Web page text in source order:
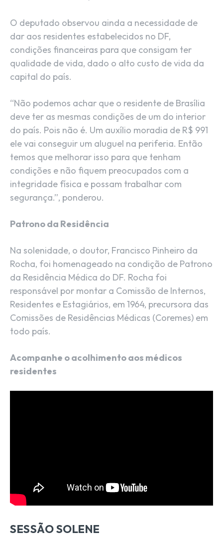
O deputado observou ainda a necessidade de
dar aos residentes estabelecidos no DF,
condições financeiras para que consigam ter
qualidade de vida, dado o alto custo de vida da
capital do país.
“Não podemos achar que o residente de Brasília
deve ter as mesmas condições de um do interior
do país. Pois não é. Um auxílio moradia de R$ 991
ele vai conseguir um aluguel na periferia. Então
temos que melhorar isso para que tenham
condições e não fiquem preocupados com a
integridade física e possam trabalhar com
segurança.”, ponderou.
Patrono da Residência
Na solenidade, o doutor, Francisco Pinheiro da
Rocha, foi homenageado na condição de Patrono
da Residência Médica do DF. Rocha foi
responsável por montar a Comissão de Internos,
Residentes e Estagiários, em 1964, precursora das
Comissões de Residências Médicas (Coremes) em
todo país.
Acompanhe o acolhimento aos médicos
residentes
SESSÃO SOLENE